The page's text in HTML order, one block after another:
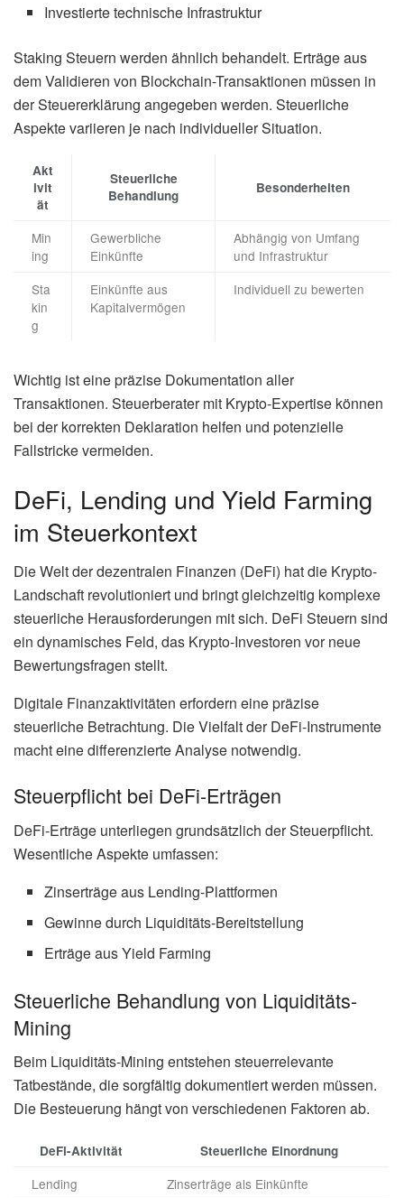
Investierte technische Infrastruktur
Staking Steuern werden ähnlich behandelt. Erträge aus
dem Validieren von Blockchain-Transaktionen müssen in
der Steuererklärung angegeben werden. Steuerliche
Aspekte variieren je nach individueller Situation.
Akt
ivit
ät
Steuerliche
Behandlung
Besonderheiten
Min
ing
Gewerbliche
Einkünfte
Abhängig von Umfang
und Infrastruktur
Sta
kin
g
Einkünfte aus
Kapitalvermögen
Individuell zu bewerten
Wichtig ist eine präzise Dokumentation aller
Transaktionen. Steuerberater mit Krypto-Expertise können
bei der korrekten Deklaration helfen und potenzielle
Fallstricke vermeiden.
DeFi, Lending und Yield Farming
im Steuerkontext
Die Welt der dezentralen Finanzen (DeFi) hat die Krypto-
Landschaft revolutioniert und bringt gleichzeitig komplexe
steuerliche Herausforderungen mit sich. DeFi Steuern sind
ein dynamisches Feld, das Krypto-Investoren vor neue
Bewertungsfragen stellt.
Digitale Finanzaktivitäten erfordern eine präzise
steuerliche Betrachtung. Die Vielfalt der DeFi-Instrumente
macht eine differenzierte Analyse notwendig.
Steuerpflicht bei DeFi-Erträgen
DeFi-Erträge unterliegen grundsätzlich der Steuerpflicht.
Wesentliche Aspekte umfassen:
Zinserträge aus Lending-Plattformen
Gewinne durch Liquiditäts-Bereitstellung
Erträge aus Yield Farming
Steuerliche Behandlung von Liquiditäts-
Mining
Beim Liquiditäts-Mining entstehen steuerrelevante
Tatbestände, die sorgfältig dokumentiert werden müssen.
Die Besteuerung hängt von verschiedenen Faktoren ab.
DeFi-Aktivität Steuerliche Einordnung
Lending
Zinserträge als Einkünfte